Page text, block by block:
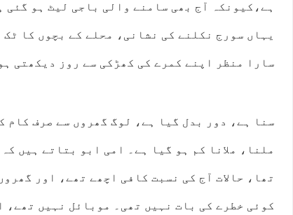
ہے،کیونکہ آج بھی سامنے والی باجی لیٹ ہو گئی
یہاں سورج نکلنے کی نشانی، محلے کے بچوں کا ٹک
سارا منظر اپنے کمرے کی کھڑکی سے روز دیکھتی
سنا ہے، دور بدل گیا ہے، لوگ گھروں سے صرف کام
ملنا، ملانا کم ہو گیا ہے۔ امی ابو بتاتے ہیں
تھا، حالات آج کی نسبت کافی اچھے تھے، اور
کوئی خطرے کی بات نہیں تھی۔ موبائل نہیں تھے،